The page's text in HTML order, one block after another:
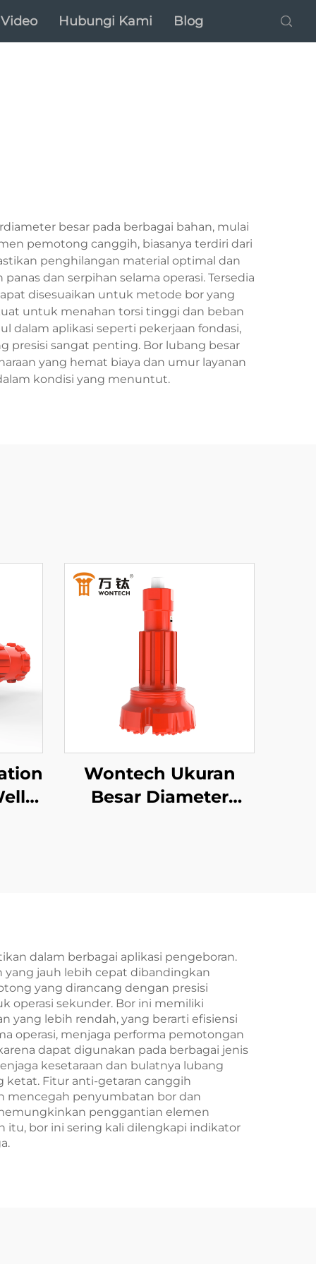
Video Hubungi Kami Blog
besar pada berbagai bahan, mulai
pemotong canggih, biasanya terdiri dari
penghilangan material optimal dan
dan serpihan selama operasi. Tersedia
disesuaikan untuk metode bor yang
untuk menahan torsi tinggi dan beban
dalam aplikasi seperti pekerjaan fondasi,
presisi sangat penting. Bor lubang besar
yang hemat biaya dan umur layanan
kondisi yang menuntut.
Wontech Ukuran
Besar Diameter
dalam berbagai aplikasi pengeboran.
jauh lebih cepat dibandingkan
yang dirancang dengan presisi
operasi sekunder. Bor ini memiliki
yang lebih rendah, yang berarti efisiensi
operasi, menjaga performa pemotongan
dapat digunakan pada berbagai jenis
kesetaraan dan bulatnya lubang
ketat. Fitur anti-getaran canggih
mencegah penyumbatan bor dan
penggantian elemen
bor ini sering kali dilengkapi indikator